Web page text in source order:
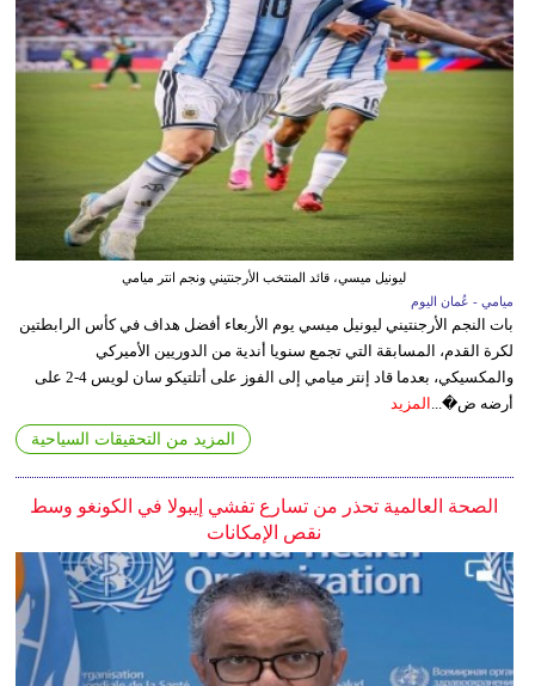
ليونيل ميسي، قائد المنتخب الأرجنتيني ونجم انتر ميامي
ميامي - عُمان اليوم
بات النجم الأرجنتيني ليونيل ميسي يوم الأربعاء أفضل هداف في كأس الرابطتين
لكرة القدم، المسابقة التي تجمع سنويا أندية من الدوريين الأميركي
والمكسيكي، بعدما قاد إنتر ميامي إلى الفوز على أتلتيكو سان لويس 4-2 على
أرضه ض�... المزيد
المزيد من التحقيقات السياحية
الصحة العالمية تحذر من تسارع تفشي إيبولا في الكونغو وسط
نقص الإمكانات